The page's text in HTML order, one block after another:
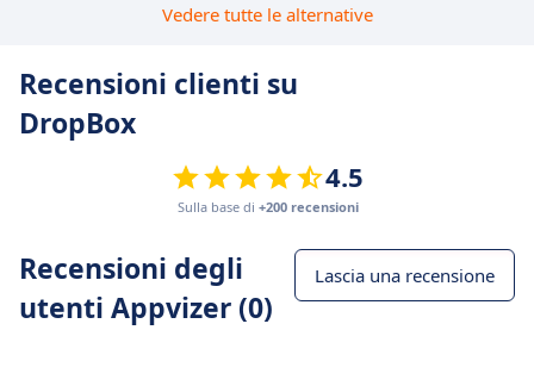
Vedere tutte le alternative
Recensioni clienti su
DropBox
4.5
Sulla base di +200 recensioni
Recensioni degli
utenti Appvizer (0)
Lascia una recensione